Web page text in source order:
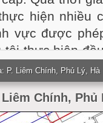
hiện nhiều
vực được
tôi thực hiện
Chủ đầu
công ty
chức
P. Liêm Chính, Phủ Lý, Hà
Chính, Phủ